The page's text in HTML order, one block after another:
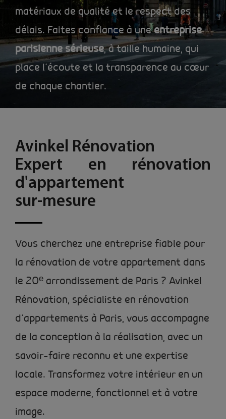
matériaux de qualité et le respect des
délais. Faites confiance à uneentreprise
parisienne sérieuse, à taille humaine, qui
place l’écoute et la transparence au cœur
de chaque chantier.
Avinkel Rénovation
Expert en rénovation
d'appartement
sur-mesure
Vous cherchez une entreprise fiable pour
la rénovation de votre appartement dans
le 20ᵉ arrondissement de Paris ? Avinkel
Rénovation, spécialiste en rénovation
d’appartements à Paris, vous accompagne
de la conception à la réalisation, avec un
savoir-faire reconnu et une expertise
locale. Transformez votre intérieur en un
espace moderne, fonctionnel et à votre
image.